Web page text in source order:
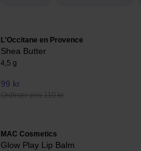
L'Occitane en Provence
Shea Butter
4,5 g
99 kr
Ordinær pris 110 kr
MAC Cosmetics
Glow Play Lip Balm